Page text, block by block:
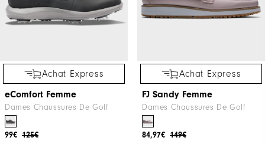
Achat Express
eComfort Femme
Dames Chaussures De Golf
125€
99€
Achat Express
FJ Sandy Femme
Dames Chaussures De Golf
149€
84,97€